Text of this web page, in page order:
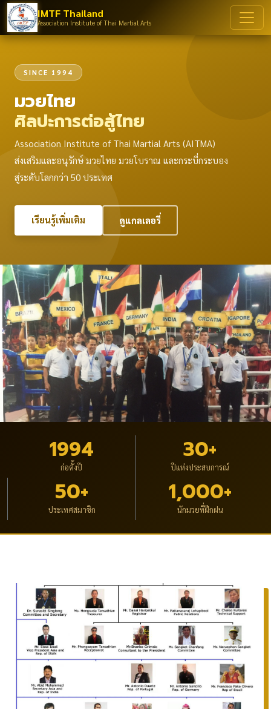
IMTF Thailand
Association Institute of Thai Martial Arts
SINCE 1994
มวยไทย
ศิลปะการต่อสู้ไทย
Association Institute of Thai Martial Arts (AITMA)
ส่งเสริมและอนุรักษ์ มวยไทย มวยโบราณ และกระบี่กระบอง
สู่ระดับโลกกว่า 50 ประเทศ
เรียนรู้เพิ่มเติม ดูแกลเลอรี่
1994
ก่อตั้งปี
30+
ปีแห่งประสบการณ์
50+
ประเทศสมาชิก
1,000+
นักมวยที่ฝึกฝน